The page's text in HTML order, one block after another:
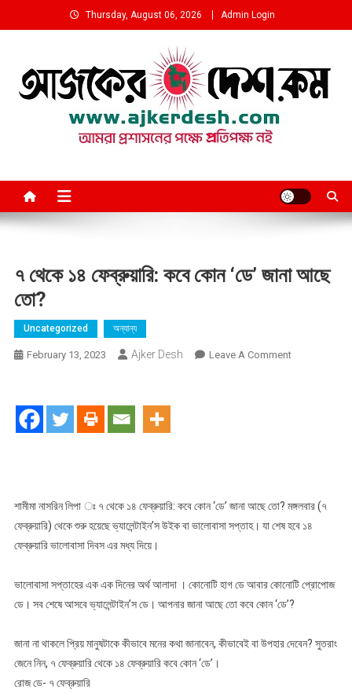
to
Thursday, August 06, 2026 Admin Login
৭ থেকে ১৪ ফেব্রুয়ারি: কবে কোন ‘ডে’ জানা আছে
তো?
Uncategorized অন্যান্য
February 13, 2023 Ajker Desh Leave A CommentOn
শামীমা নাসরিন লিপা ঃ ৭ থেকে ১৪ ফেব্রুয়ারি: কবে কোন ‘ডে’ জানা আছে তো? মঙ্গলবার (৭
ফেব্রুয়ারি) থেকে শুরু হয়েছে ভ্যালেন্টাইন’স উইক বা ভালোবাসা সপ্তাহ। যা শেষ হবে ১৪
ফেব্রুয়ারি ভালোবাসা দিবস এর মধ্য দিয়ে।
ভালোবাসা সপ্তাহের এক এক দিনের অর্থ আলাদা । কোনোটি হাগ ডে আবার কোনোটি প্রোপোজ
ডে। সব শেষে আসবে ভ্যালেন্টাইন’স ডে। আপনার জানা আছে তো কবে কোন ‘ডে’?
জানা না থাকলে প্রিয় মানুষটাকে কীভাবে মনের কথা জানাবেন, কীভাবেই বা উপহার দেবেন? সুতরাং
জেনে নিন, ৭ ফেব্রুয়ারি থেকে ১৪ ফেব্রুয়ারি কবে কোন ‘ডে’।
রোজ ডে- ৭ ফেব্রুয়ারি